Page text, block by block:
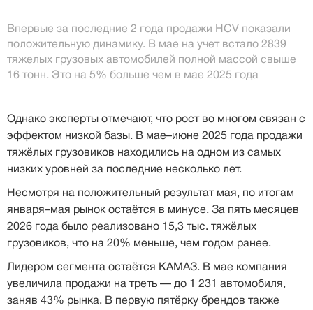
Впервые за последние 2 года продажи HCV показали
положительную динамику. В мае на учет встало 2839
тяжелых грузовых автомобилей полной массой свыше
16 тонн. Это на 5% больше чем в мае 2025 года
Однако эксперты отмечают, что рост во многом связан с
эффектом низкой базы. В мае–июне 2025 года продажи
тяжёлых грузовиков находились на одном из самых
низких уровней за последние несколько лет.
Несмотря на положительный результат мая, по итогам
января–мая рынок остаётся в минусе. За пять месяцев
2026 года было реализовано 15,3 тыс. тяжёлых
грузовиков, что на 20% меньше, чем годом ранее.
Лидером сегмента остаётся КАМАЗ. В мае компания
увеличила продажи на треть — до 1 231 автомобиля,
заняв 43% рынка. В первую пятёрку брендов также